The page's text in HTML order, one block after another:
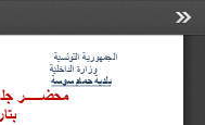
الجمھوریة التونسیة
       وزارة الداخلیة
بلدیة حمام سوسة
محضـــــر
بتاریـــــخ